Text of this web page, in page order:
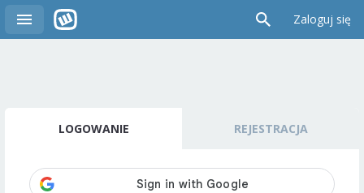
Zaloguj się
LOGOWANIE REJESTRACJA